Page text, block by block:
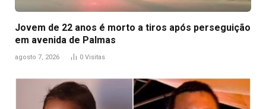
Jovem de 22 anos é morto a tiros após perseguição
em avenida de Palmas
agosto 7, 2026 0 Visitas